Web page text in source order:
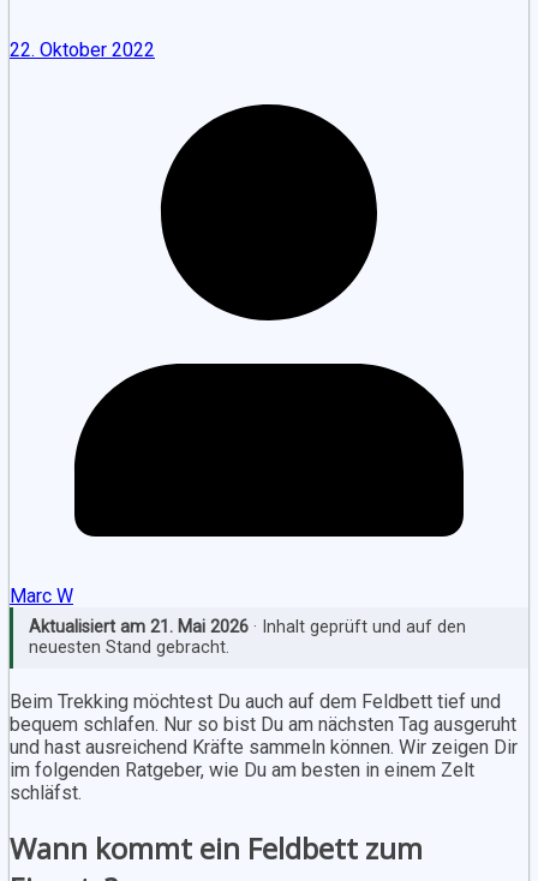
22. Oktober 2022
Marc W
Aktualisiert am 21. Mai 2026· Inhalt geprüft und auf den
neuesten Stand gebracht.
Beim Trekking möchtest Du auch auf dem Feldbett tief und
bequem schlafen. Nur so bist Du am nächsten Tag ausgeruht
und hast ausreichend Kräfte sammeln können. Wir zeigen Dir
im folgenden Ratgeber, wie Du am besten in einem Zelt
schläfst.
Wann kommt ein Feldbett zum